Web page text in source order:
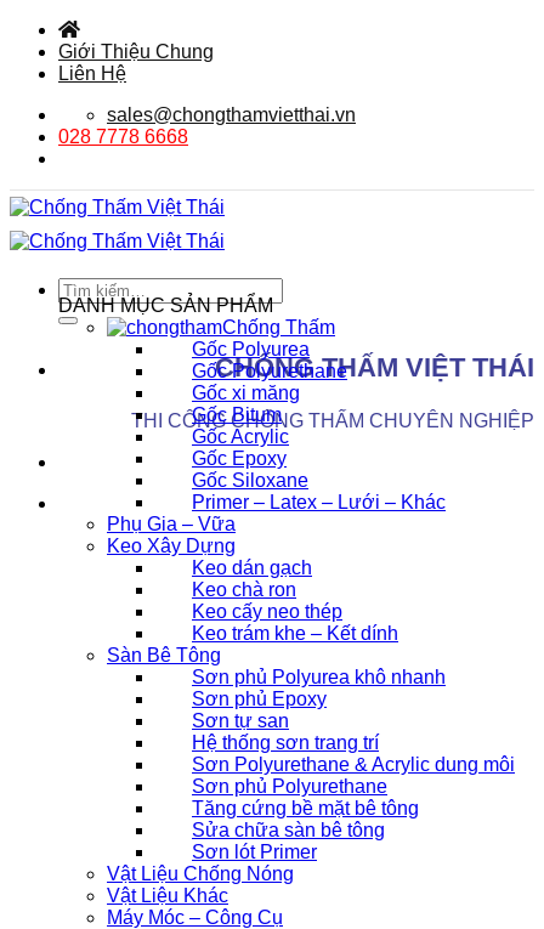
qua
Giới Thiệu Chung
Liên Hệ
sales@chongthamvietthai.vn
028 7778 6668
Tìm
kiếm:
CHỐNG THẤM VIỆT THÁI
THI CÔNG CHỐNG THẤM CHUYÊN NGHIỆP
DANH MỤC SẢN PHẨM
Chống Thấm
Gốc Polyurea
Gốc Polyurethane
Gốc xi măng
Gốc Bitum
Gốc Acrylic
Gốc Epoxy
Gốc Siloxane
Primer – Latex – Lưới – Khác
Phụ Gia – Vữa
Keo Xây Dựng
Keo dán gạch
Keo chà ron
Keo cấy neo thép
Keo trám khe – Kết dính
Sàn Bê Tông
Sơn phủ Polyurea khô nhanh
Sơn phủ Epoxy
Sơn tự san
Hệ thống sơn trang trí
Sơn Polyurethane & Acrylic dung môi
Sơn phủ Polyurethane
Tăng cứng bề mặt bê tông
Sửa chữa sàn bê tông
Sơn lót Primer
Vật Liệu Chống Nóng
Vật Liệu Khác
Máy Móc – Công Cụ